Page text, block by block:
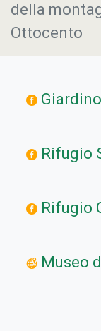
della
Ottocento
Rifugio
Rifugio
Museo